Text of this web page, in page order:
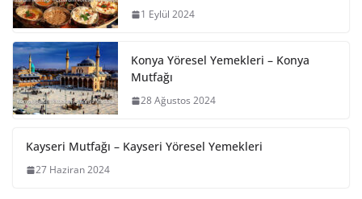
1 Eylül 2024
Konya Yöresel Yemekleri – Konya
Mutfağı
28 Ağustos 2024
Kayseri Mutfağı – Kayseri Yöresel Yemekleri
27 Haziran 2024